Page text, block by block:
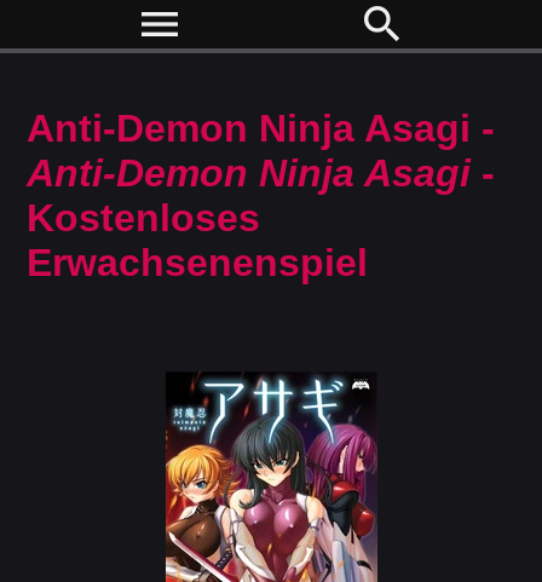
menu search
Anti-Demon Ninja Asagi -
Anti-Demon Ninja Asagi-
Kostenloses
Erwachsenenspiel